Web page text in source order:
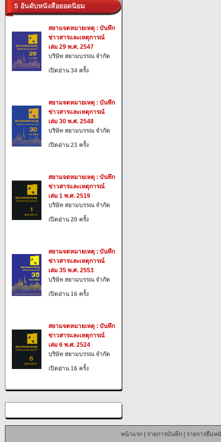
5 อันดับหนังสือยอดนิยม
สยามจดหมายเหตุ : บันทึก
ข่าวสารและเหตุการณ์
เล่ม 29 พ.ศ. 2547
บริษัท สยามบรรณ จำกัด
เปิดอ่าน 34 ครั้ง
สยามจดหมายเหตุ : บันทึก
ข่าวสารและเหตุการณ์
เล่ม 30 พ.ศ. 2548
บริษัท สยามบรรณ จำกัด
เปิดอ่าน 23 ครั้ง
สยามจดหมายเหตุ : บันทึก
ข่าวสารและเหตุการณ์
เล่ม 1 พ.ศ. 2519
บริษัท สยามบรรณ จำกัด
เปิดอ่าน 20 ครั้ง
สยามจดหมายเหตุ : บันทึก
ข่าวสารและเหตุการณ์
เล่ม 35 พ.ศ. 2553
บริษัท สยามบรรณ จำกัด
เปิดอ่าน 16 ครั้ง
สยามจดหมายเหตุ : บันทึก
ข่าวสารและเหตุการณ์
เล่ม 6 พ.ศ. 2524
บริษัท สยามบรรณ จำกัด
เปิดอ่าน 16 ครั้ง
หน้าแรก| รายการบันทึก| รายการยืมห